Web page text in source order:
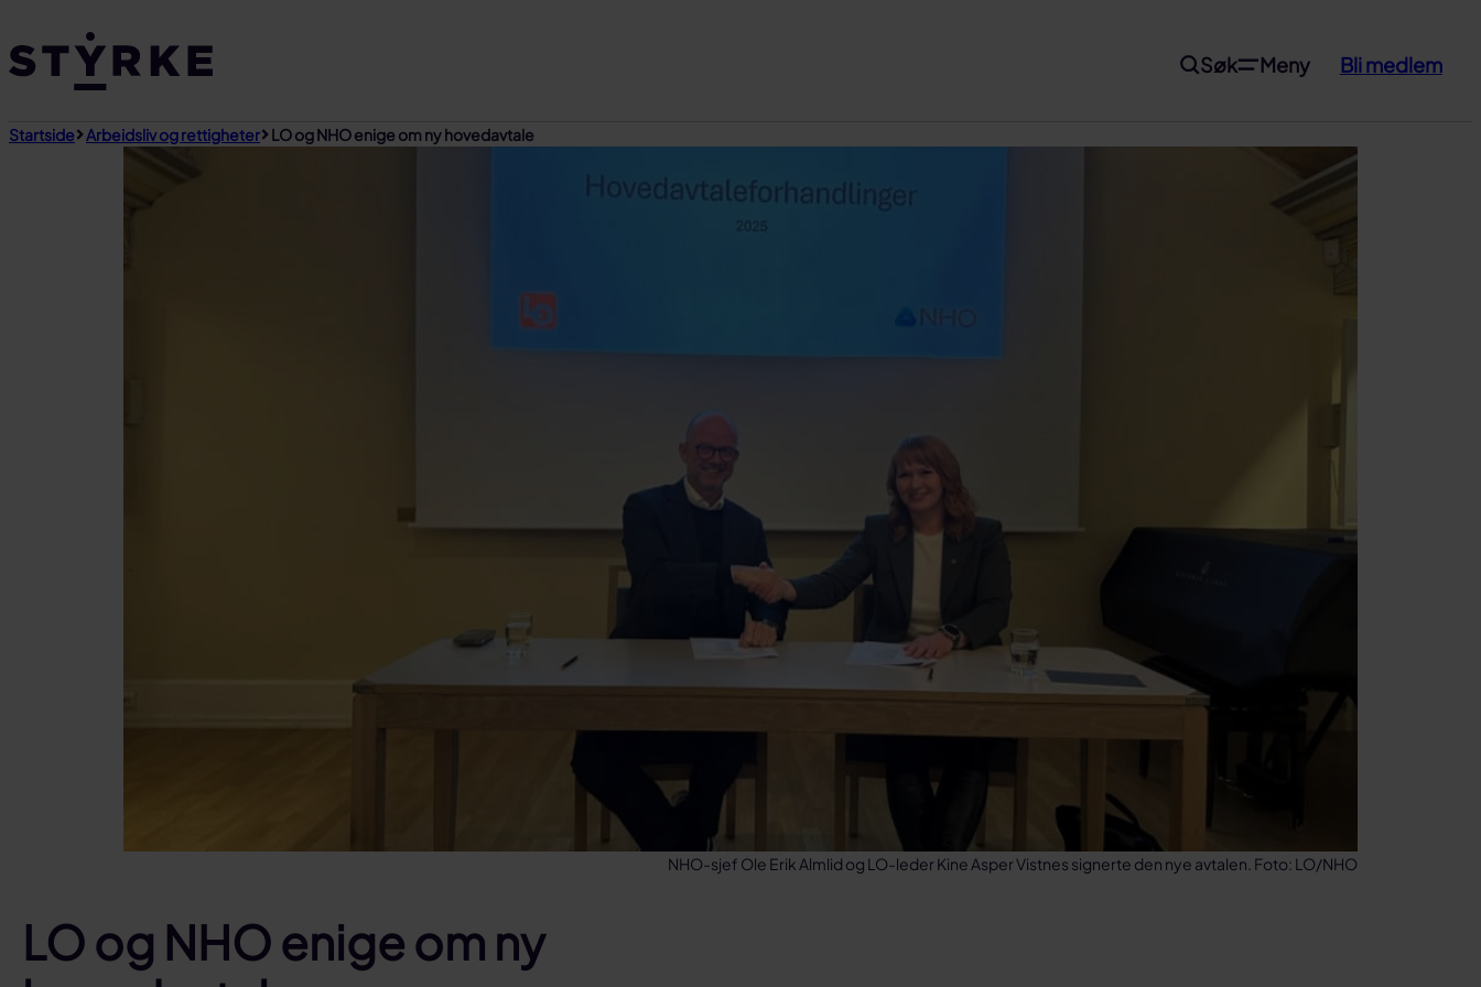
til
innhold
Søk Meny Bli medlem
Startside Arbeidsliv og rettigheter LO og NHO enige om ny hovedavtale
NHO-sjef Ole Erik Almlid og LO-leder Kine Asper Vistnes signerte den nye avtalen. Foto: LO/NHO
LO og NHO enige om ny